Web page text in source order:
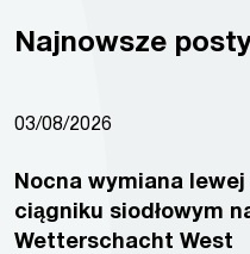
Najnowsze
03/08/2026
Nocna wymiana
ciągniku siodłowym
Wetterschacht West